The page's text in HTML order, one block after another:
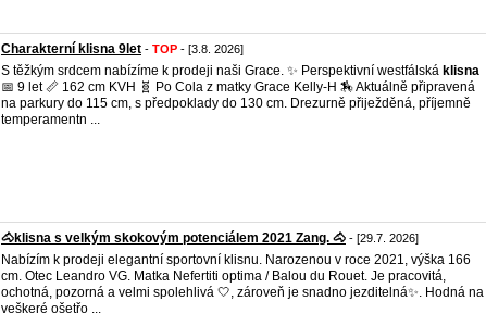
Charakterní klisna 9let - TOP - [3.8. 2026]
S těžkým srdcem nabízíme k prodeji naši Grace. ✨ Perspektivní westfálská klisna
📅 9 let 📏 162 cm KVH 🧬 Po Cola z matky Grace Kelly-H 🏇 Aktuálně připravená
na parkury do 115 cm, s předpoklady do 130 cm. Drezurně přiježděná, příjemně
temperamentn ...
🐴klisna s velkým skokovým potenciálem 2021 Zang. 🐴 - [29.7. 2026]
Nabízím k prodeji elegantní sportovní klisnu. Narozenou v roce 2021, výška 166
cm. Otec Leandro VG. Matka Nefertiti optima / Balou du Rouet. Je pracovitá,
ochotná, pozorná a velmi spolehlivá 🤍, zároveň je snadno jezditelná✨. Hodná na
veškeré ošetřo ...